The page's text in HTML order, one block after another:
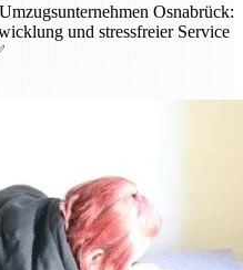
Osnabrück:
und stressfreier Service